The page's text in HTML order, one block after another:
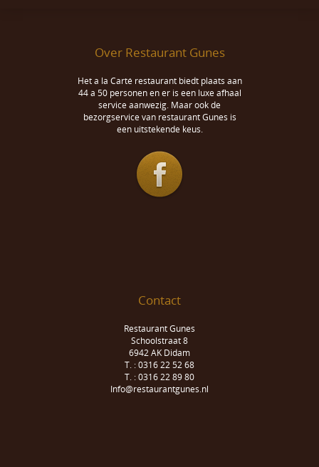
Over Restaurant Gunes
Het a la Carté restaurant biedt plaats aan
44 a 50 personen en er is een luxe afhaal
service aanwezig. Maar ook de
bezorgservice van restaurant Gunes is
een uitstekende keus.
Contact
Restaurant Gunes
Schoolstraat 8
6942 AK Didam
T. : 0316 22 52 68
T. : 0316 22 89 80
Info@restaurantgunes.nl